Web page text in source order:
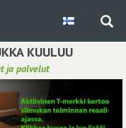
KUULUU
ja palvelut